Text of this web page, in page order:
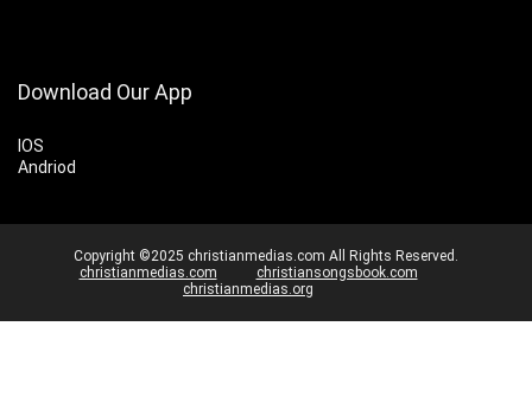
Download Our App
IOS
Andriod
Copyright ©2025 christianmedias.com All Rights Reserved.
christianmedias.com
christiansongsbook.com
christianmedias.org